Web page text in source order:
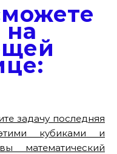
на
задачу последняя
кубиками и
математический